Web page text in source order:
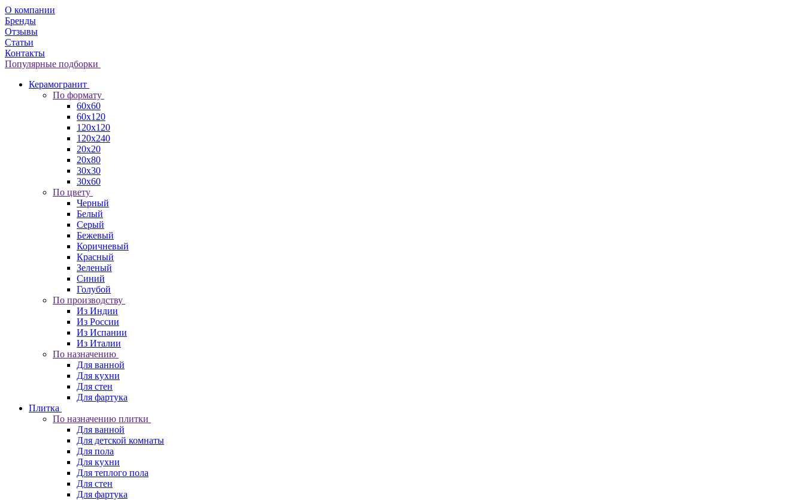
О компании
Бренды
Отзывы
Статьи
Контакты
Популярные подборки
Керамогранит
По формату
60x60
60x120
120x120
120x240
20x20
20x80
30x30
30x60
По цвету
Черный
Белый
Серый
Бежевый
Коричневый
Красный
Зеленый
Синий
Голубой
По производству
Из Индии
Из России
Из Испании
Из Италии
По назначению
Для ванной
Для кухни
Для стен
Для фартука
Плитка
По назначению плитки
Для ванной
Для детской комнаты
Для пола
Для кухни
Для теплого пола
Для стен
Для фартука